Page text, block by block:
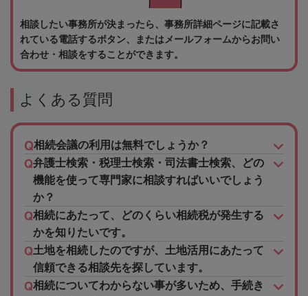
相談したい事務所が決まったら、事務所詳細ページに記載さ
れている電話するボタン、またはメールフォームからお問い
合わせ・相談をすることができます。
よくある質問
相続会議の利用は無料でしょうか？
弁護士検索・税理士検索・司法書士検索、どの
機能を使って専門家に相談すればいいでしょう
か？
相続にあたって、どのくらい相続税が発生する
かを知りたいです。
土地を相続したのですが、土地活用にあたって
信頼できる相談先を探しています。
相続についてわからない事が多いため、手続き